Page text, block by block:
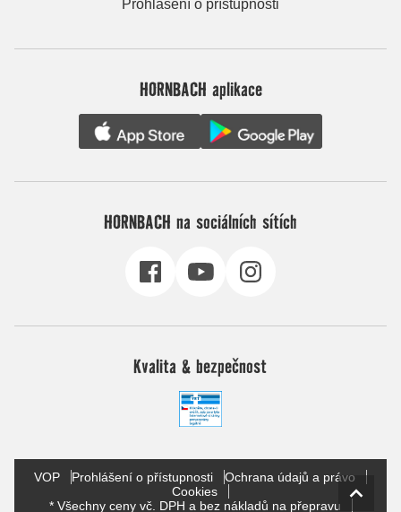
Prohlášení o přístupnosti
HORNBACH aplikace
HORNBACH na sociálních sítích
Kvalita & bezpečnost
VOP Prohlášení o přístupnosti
Ochrana údajů a právo
Cookies
* Všechny ceny vč. DPH a bez nákladů na přepravu